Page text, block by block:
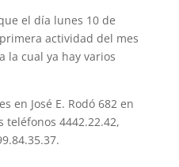
el día lunes 10 de
actividad del mes
la cual ya hay varios
en José E. Rodó 682 en
teléfonos 4442.22.42,